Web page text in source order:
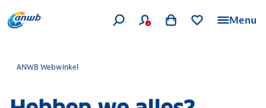
Menu
ANWB Webwinkel